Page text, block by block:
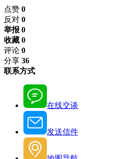
点赞 0
反对 0
举报 0
收藏 0
评论 0
分享 36
联系方式
在线交谈
发送信件